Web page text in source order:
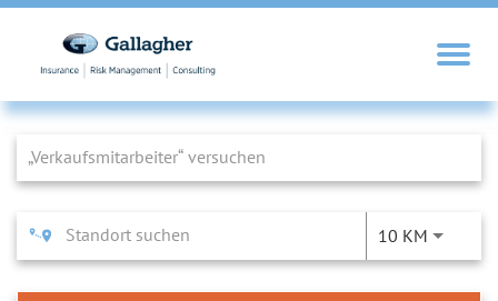
Job Search Page
10 KM